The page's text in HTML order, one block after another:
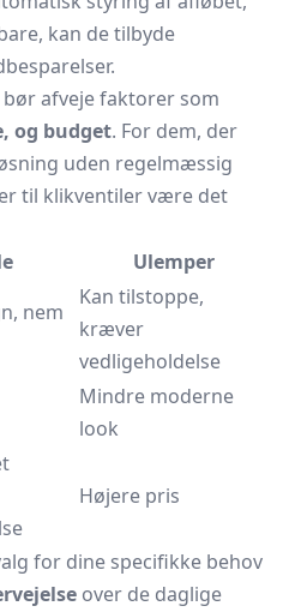
kan de tilbyde
afveje faktorer som
og budget. For dem, der
uden regelmæssig
til klikventiler være det
Ulemper
nem
Kan tilstoppe,
kræver
vedligeholdelse
Mindre moderne
look
Højere pris
for dine specifikke behov
over de daglige